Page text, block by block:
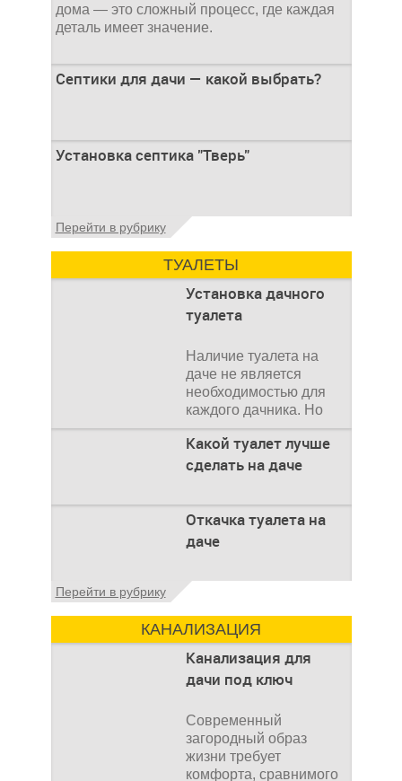
дома — это сложный процесс, где каждая
деталь имеет значение.
Септики для дачи — какой выбрать?
При строительстве дачи одной из
первоочередных задач становится
Установка септика "Тверь"
Установка септика Тверь - важнейший
аспект утилизации сточных вод в частных
домах и на загородных
Перейти в рубрику
ТУАЛЕТЫ
Установка дачного
туалета
Наличие туалета на
даче не является
необходимостью для
каждого дачника. Но
многие люди думают,
что
Какой туалет лучше
сделать на даче
Когда люди долгое
время прибывают на
дачном участке, то им
подстраивать все
Откачка туалета на
даче
Туалет на даче – это
которая изначально
строится на дачном
участке. Она может
Перейти в рубрику
КАНАЛИЗАЦИЯ
Канализация для
дачи под ключ
Современный
загородный образ
жизни требует
комфорта, сравнимого